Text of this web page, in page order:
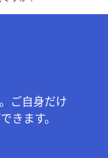
ご自身だけ
きます。